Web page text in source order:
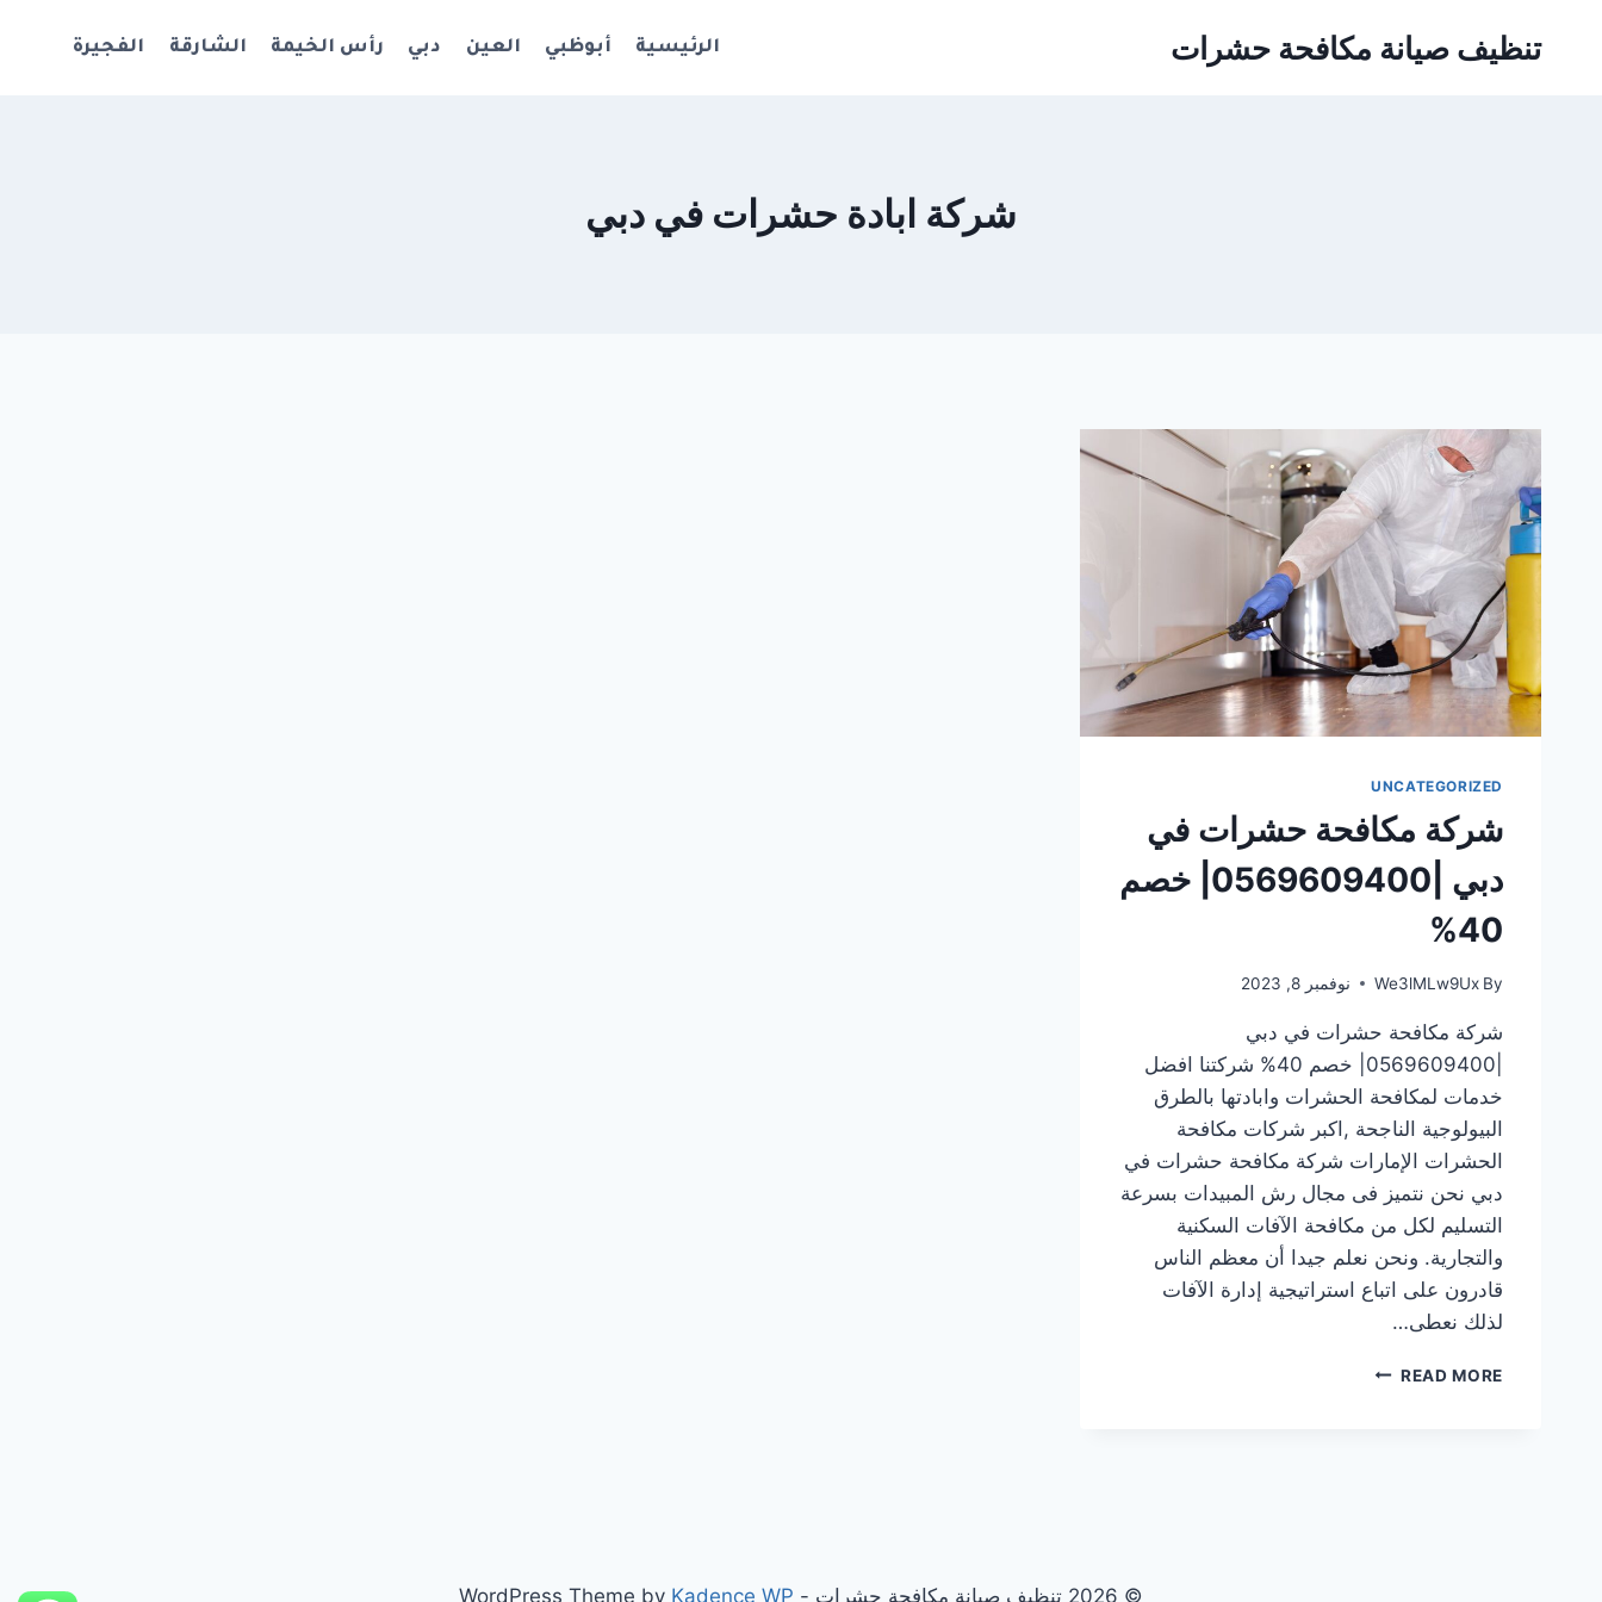
تنظيف صيانة مكافحة حشرات الرئيسية أبوظبي العين دبي رأس الخيمة الشارقة الفجيرة
شركة ابادة حشرات في دبي
UNCATEGORIZED
شركة مكافحة حشرات في
دبي |0569609400| خصم
40%
By
We3lMLw9Ux نوفمبر 8, 2023
شركة مكافحة حشرات في دبي
|0569609400| خصم 40% شركتنا افضل
خدمات لمكافحة الحشرات وابادتها بالطرق
البيولوجية الناجحة ,اكبر شركات مكافحة
الحشرات الإمارات شركة مكافحة حشرات في
دبي نحن نتميز فى مجال رش المبيدات بسرعة
التسليم لكل من مكافحة الآفات السكنية
والتجارية. ونحن نعلم جيدا أن معظم الناس
قادرون على اتباع استراتيجية إدارة الآفات
لذلك نعطى…
READ MOREشركة
© 2026 تنظيف صيانة مكافحة حشرات - WordPress Theme by Kadence WP